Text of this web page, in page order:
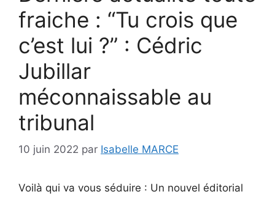
fraiche : “Tu crois que
c’est lui ?” : Cédric
Jubillar
méconnaissable au
tribunal
10 juin 2022 par Isabelle MARCE
Voilà qui va vous séduire : Un nouvel éditorial